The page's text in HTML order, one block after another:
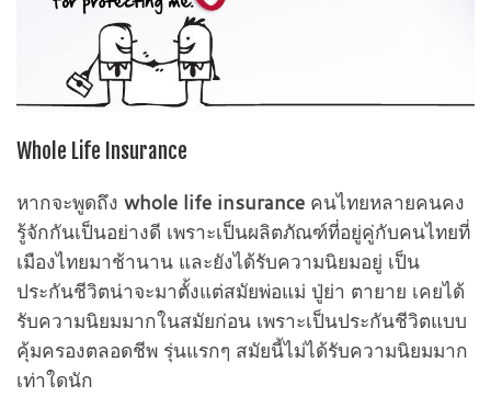
Whole Life Insurance
หากจะพูดถึง whole life insurance คนไทยหลายคนคง
รู้จักกันเป็นอย่างดี เพราะเป็นผลิตภัณฑ์ที่อยู่คู่กับคนไทยที่
เมืองไทยมาช้านาน และยังได้รับความนิยมอยู่ เป็น
ประกันชีวิตน่าจะมาตั้งแต่สมัยพ่อแม่ ปู่ย่า ตายาย เคยได้
รับความนิยมมากในสมัยก่อน เพราะเป็นประกันชีวิตแบบ
คุ้มครองตลอดชีพ รุ่นแรกๆ สมัยนี้ไม่ได้รับความนิยมมาก
เท่าใดนัก